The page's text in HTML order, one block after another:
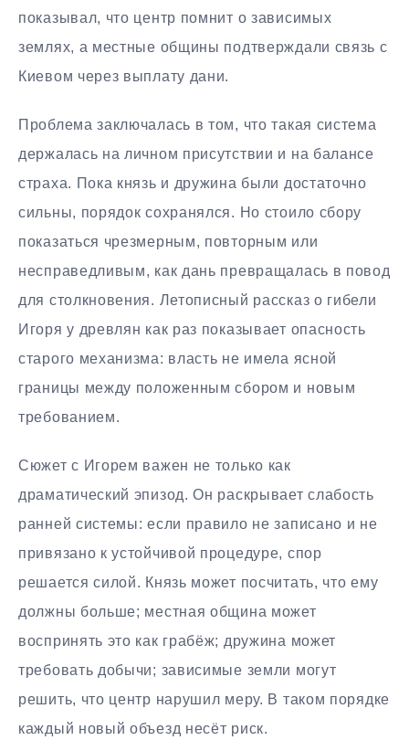
показывал, что центр помнит о зависимых
землях, а местные общины подтверждали связь с
Киевом через выплату дани.
Проблема заключалась в том, что такая система
держалась на личном присутствии и на балансе
страха. Пока князь и дружина были достаточно
сильны, порядок сохранялся. Но стоило сбору
показаться чрезмерным, повторным или
несправедливым, как дань превращалась в повод
для столкновения. Летописный рассказ о гибели
Игоря у древлян как раз показывает опасность
старого механизма: власть не имела ясной
границы между положенным сбором и новым
требованием.
Сюжет с Игорем важен не только как
драматический эпизод. Он раскрывает слабость
ранней системы: если правило не записано и не
привязано к устойчивой процедуре, спор
решается силой. Князь может посчитать, что ему
должны больше; местная община может
воспринять это как грабёж; дружина может
требовать добычи; зависимые земли могут
решить, что центр нарушил меру. В таком порядке
каждый новый объезд несёт риск.